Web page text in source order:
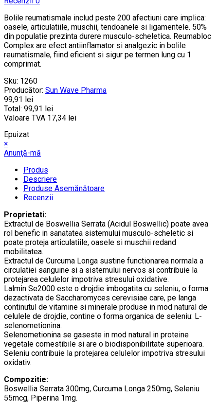
Bolile reumatismale includ peste 200 afectiuni care implica:
oasele, articulatiile, muschii, tendoanele si ligamentele. 50%
din populatie prezinta durere musculo-scheletica. Reumabloc
Complex are efect antiinflamator si analgezic in bolile
reumatismale, fiind eficient si sigur pe termen lung cu 1
comprimat.
Sku: 1260
Producător: Sun Wave Pharma
99,91 lei
Total: 99,91 lei
Valoare TVA 17,34 lei
Epuizat
×
Anunţă-mă
Produs
Descriere
Produse Asemănătoare
Recenzii
Proprietati:
Extractul de Boswellia Serrata (Acidul Boswellic) poate avea
rol benefic in sanatatea sistemului musculo-scheletic si
poate proteja articulatiile, oasele si muschii redand
mobilitatea.
Extractul de Curcuma Longa sustine functionarea normala a
circulatiei sanguine si a sistemului nervos si contribuie la
protejarea celulelor impotriva stresului oxidative.
Lalmin Se2000 este o drojdie imbogatita cu seleniu, o forma
dezactivata de Saccharomyces cerevisiae care, pe langa
continutul de vitamine si minerale produse in mod natural de
celulele de drojdie, contine o forma organica de seleniu: L-
selenometionina.
Selenometionina se gaseste in mod natural in proteine
vegetale comestibile si are o biodisponibilitate superioara.
Seleniu contribuie la protejarea celulelor impotriva stresului
oxidativ.
Compozitie:
Boswellia Serrata 300mg, Curcuma Longa 250mg, Seleniu
55mcg, Piperina 1mg.